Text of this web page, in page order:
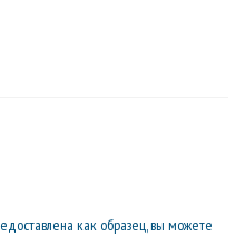
как образец, вы можете